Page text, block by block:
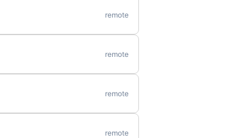
remote
remote
remote
remote